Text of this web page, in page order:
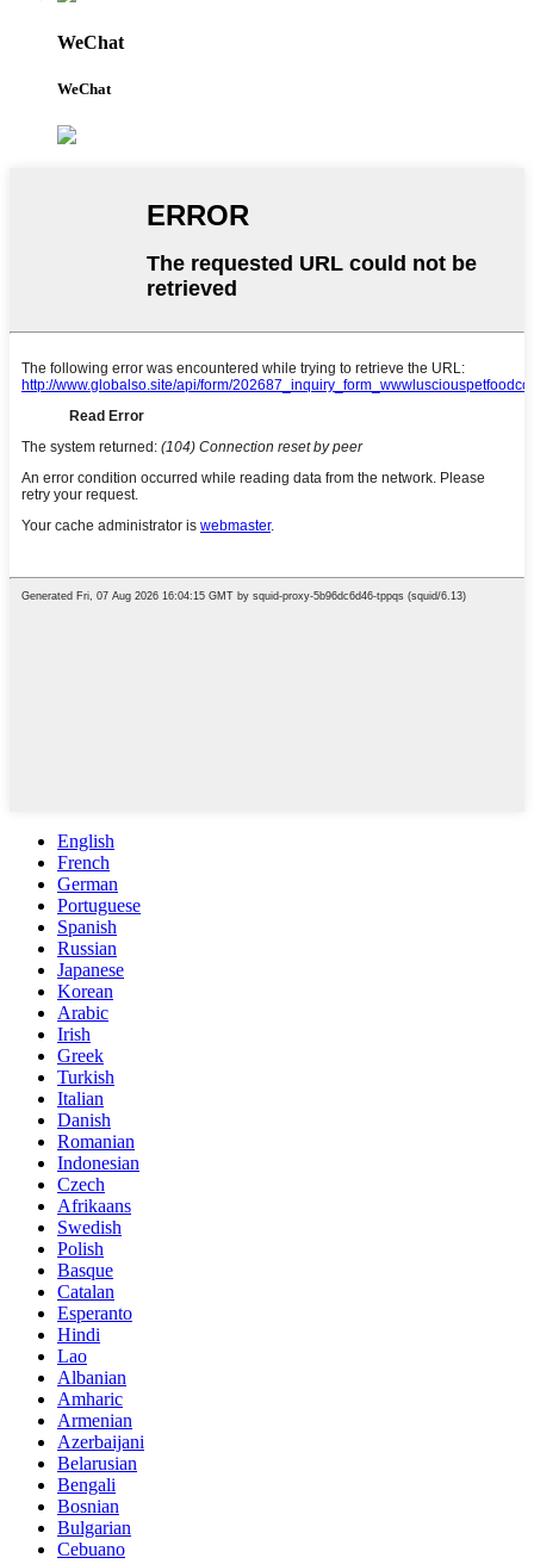
WeChat
WeChat
English
French
German
Portuguese
Spanish
Russian
Japanese
Korean
Arabic
Irish
Greek
Turkish
Italian
Danish
Romanian
Indonesian
Czech
Afrikaans
Swedish
Polish
Basque
Catalan
Esperanto
Hindi
Lao
Albanian
Amharic
Armenian
Azerbaijani
Belarusian
Bengali
Bosnian
Bulgarian
Cebuano